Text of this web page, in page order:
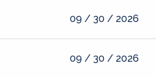
09 / 30 / 2026
09 / 30 / 2026